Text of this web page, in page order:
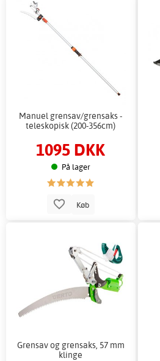
Manuel grensav/grensaks -
teleskopisk (200-356cm)
1095 DKK
På lager
Køb
Grensav og grensaks, 57 mm
klinge